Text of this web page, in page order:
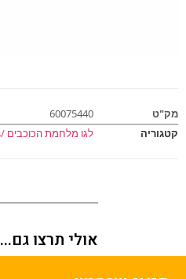
מק"ט
60075440
קטגוריה
לגו מלחמת הכוכבים /LEGO Star-wars
אולי תרצו גם...